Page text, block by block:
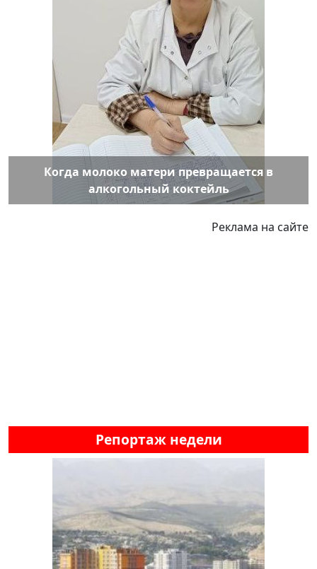
Когда молоко матери превращается в
алкогольный коктейль
Реклама на сайте
Репортаж недели